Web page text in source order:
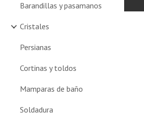
Barandillas y pasamanos
Cristales
Persianas
Cortinas y toldos
Mamparas de baño
Soldadura